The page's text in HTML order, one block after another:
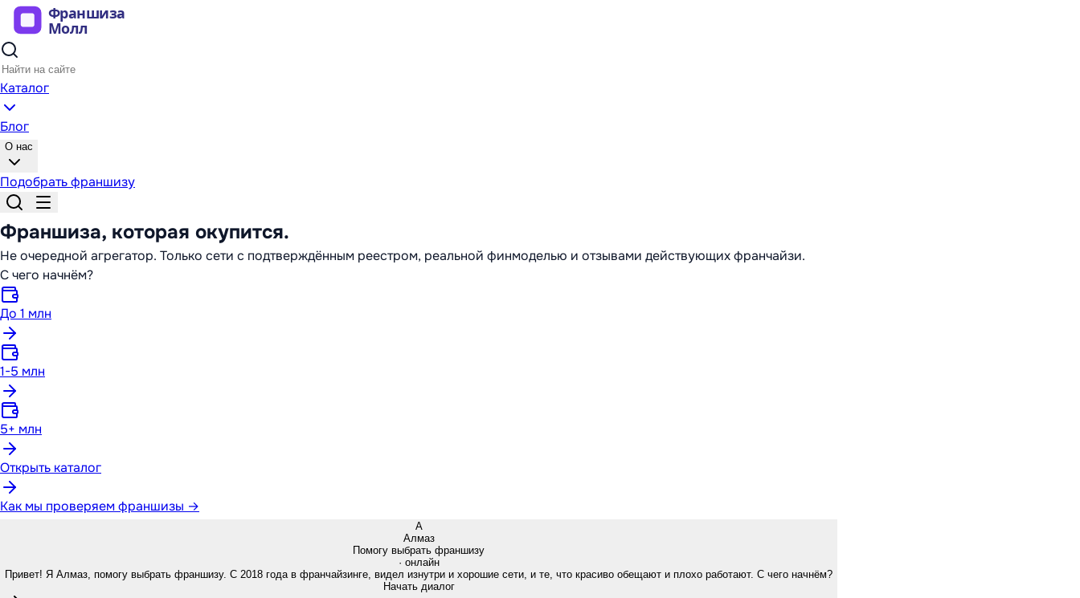
Каталог
Блог
О нас
Подобрать франшизу
Франшиза, которая окупится.
Не очередной агрегатор. Только сети с подтверждённым реестром, реальной финмоделью и отзывами действующих франчайзи.
С чего начнём?
До 1 млн
1-5 млн
5+ млн
Открыть каталог
Как мы проверяем франшизы →
А
Алмаз
Помогу выбрать франшизу
· онлайн
Привет! Я Алмаз, помогу выбрать франшизу. С 2018 года в франчайзинге, видел изнутри и хорошие сети, и те, что красиво обещают и плохо работают. С чего начнём?
Начать диалог